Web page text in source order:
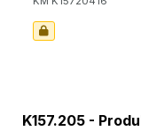
K157.205 -